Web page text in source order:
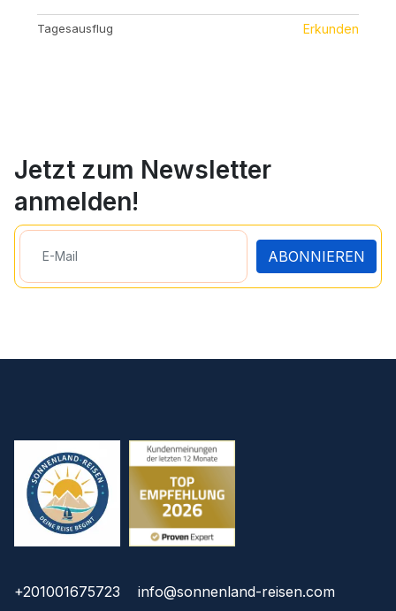
Tagesausflug Erkunden
Jetzt zum Newsletter
anmelden!
ABONNIEREN
+201001675723 info@sonnenland-reisen.com